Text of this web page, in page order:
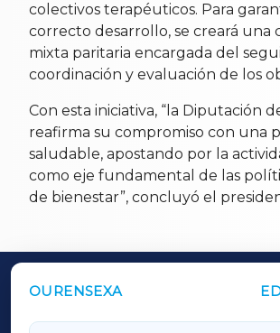
colectivos terapéuticos. Para
correcto desarrollo, se creará una
mixta paritaria encargada del
coordinación y evaluación de los
Con esta iniciativa, “la Diputación
reafirma su compromiso con una
saludable, apostando por la
como eje fundamental de las
de bienestar”, concluyó el
OURENSEXA
OUTROS PERIÓDICOS